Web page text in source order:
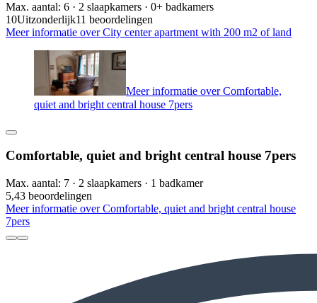
Max. aantal: 6 · 2 slaapkamers · 0+ badkamers
10Uitzonderlijk11 beoordelingen
Meer informatie over City center apartment with 200 m2 of land
Meer informatie over Comfortable,
quiet and bright central house 7pers
Comfortable, quiet and bright central house 7pers
Max. aantal: 7 · 2 slaapkamers · 1 badkamer
5,43 beoordelingen
Meer informatie over Comfortable, quiet and bright central house
7pers